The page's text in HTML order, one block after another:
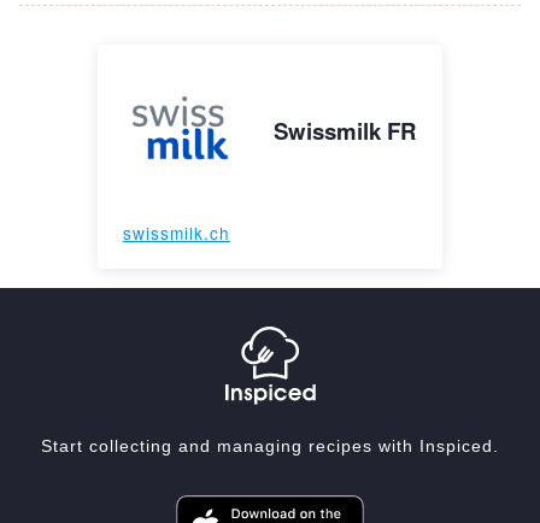
Swissmilk FR
swissmilk.ch
Start collecting and managing recipes with Inspiced.